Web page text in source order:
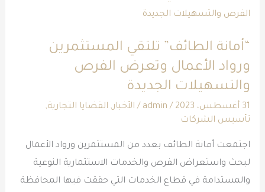
“أمانة الطائف” تلتقي المستثمرين
ورواد الأعمال وتعرض الفرص
والتسهيلات الجديدة
31 أغسطس، 2023 /
admin
/ الأخبار, القضايا التجارية,
تأسيس الشركات
اجتمعت أمانة الطائف بعدد من المستثمرين ورواد الأعمال
لبحث واستعراض الفرص والخدمات الاستثمارية النوعية
والمستدامة في قطاع الخدمات التي حققت فيها المحافظة
الطائف”
المستثمرين
ورواد
الأعمال
وتعرض
الفرص
والتسهيلات
الجديدة